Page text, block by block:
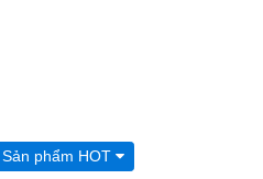
Sản phẩm HOT